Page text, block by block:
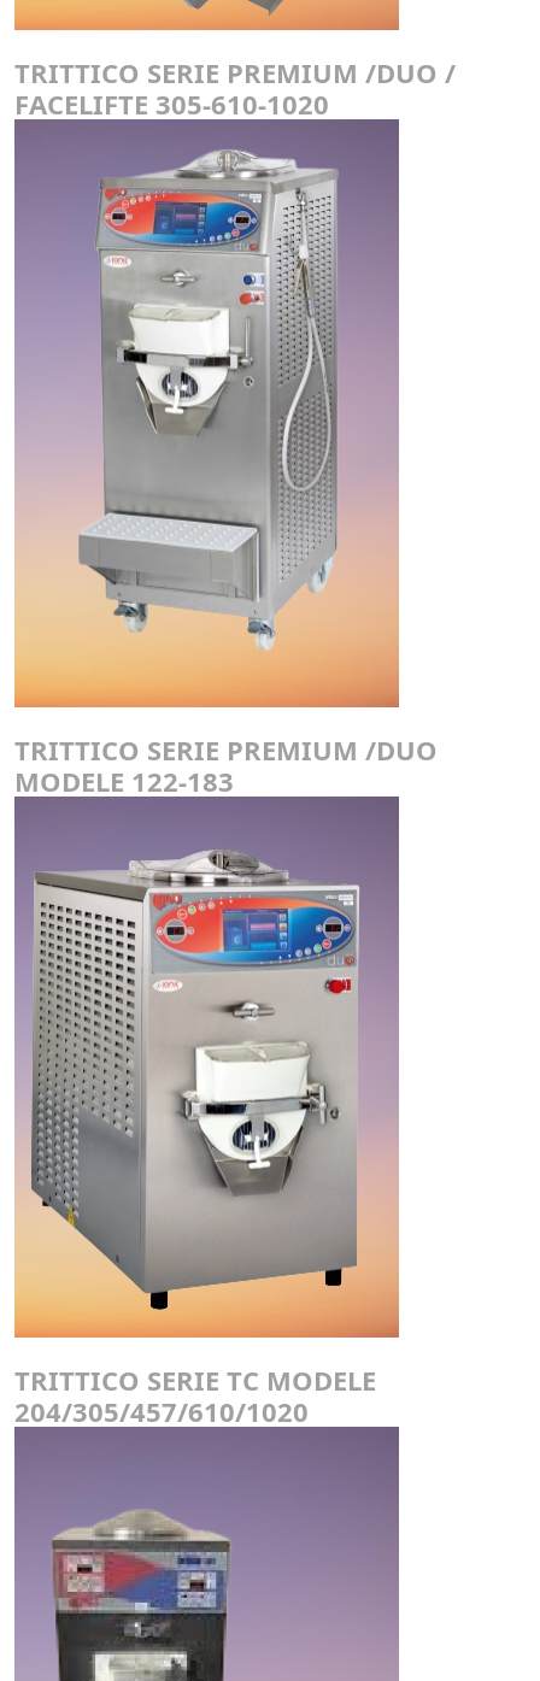
TRITTICO SERIE PREMIUM /DUO /
FACELIFTE 305-610-1020
TRITTICO SERIE PREMIUM /DUO
MODELE 122-183
TRITTICO SERIE TC MODELE
204/305/457/610/1020